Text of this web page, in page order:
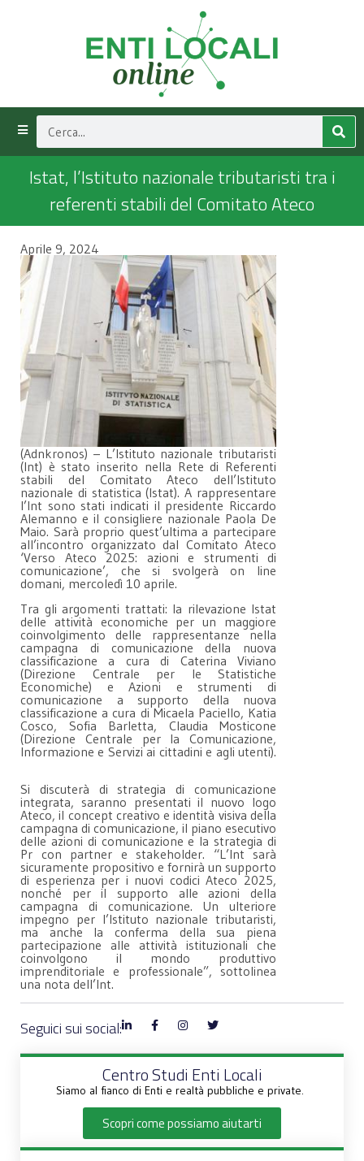
Istat, l’Istituto nazionale tributaristi tra i
referenti stabili del Comitato Ateco
Aprile 9, 2024
(Adnkronos) – L’Istituto nazionale tributaristi
(Int) è stato inserito nella Rete di Referenti
stabili del Comitato Ateco dell’Istituto
nazionale di statistica (Istat). A rappresentare
l’Int sono stati indicati il presidente Riccardo
Alemanno e il consigliere nazionale Paola De
Maio. Sarà proprio quest’ultima a partecipare
all’incontro organizzato dal Comitato Ateco
‘Verso Ateco 2025: azioni e strumenti di
comunicazione’, che si svolgerà on line
domani, mercoledì 10 aprile.
Tra gli argomenti trattati: la rilevazione Istat
delle attività economiche per un maggiore
coinvolgimento delle rappresentanze nella
campagna di comunicazione della nuova
classificazione a cura di Caterina Viviano
(Direzione Centrale per le Statistiche
Economiche) e Azioni e strumenti di
comunicazione a supporto della nuova
classificazione a cura di Micaela Paciello, Katia
Cosco, Sofia Barletta, Claudia Mosticone
(Direzione Centrale per la Comunicazione,
Informazione e Servizi ai cittadini e agli utenti).
Si discuterà di strategia di comunicazione
integrata, saranno presentati il nuovo logo
Ateco, il concept creativo e identità visiva della
campagna di comunicazione, il piano esecutivo
delle azioni di comunicazione e la strategia di
Pr con partner e stakeholder. “L’Int sarà
sicuramente propositivo e fornirà un supporto
di esperienza per i nuovi codici Ateco 2025,
nonché per il supporto alle azioni della
campagna di comunicazione. Un ulteriore
impegno per l’Istituto nazionale tributaristi,
ma anche la conferma della sua piena
partecipazione alle attività istituzionali che
coinvolgono il mondo produttivo
imprenditoriale e professionale”, sottolinea
una nota dell’Int.
Seguici sui social:
Centro Studi Enti Locali
Siamo al fianco di Enti e realtà pubbliche e private.
Scopri come possiamo aiutarti